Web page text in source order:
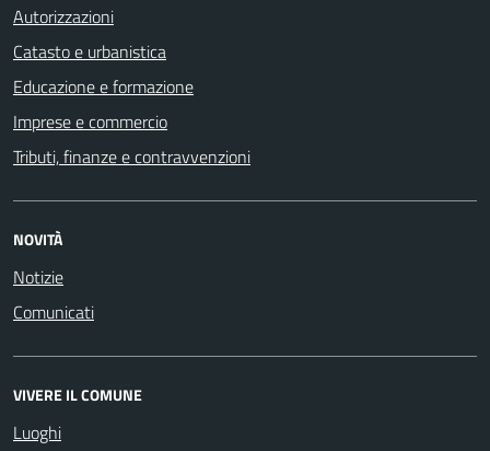
Autorizzazioni
Catasto e urbanistica
Educazione e formazione
Imprese e commercio
Tributi, finanze e contravvenzioni
NOVITÀ
Notizie
Comunicati
VIVERE IL COMUNE
Luoghi